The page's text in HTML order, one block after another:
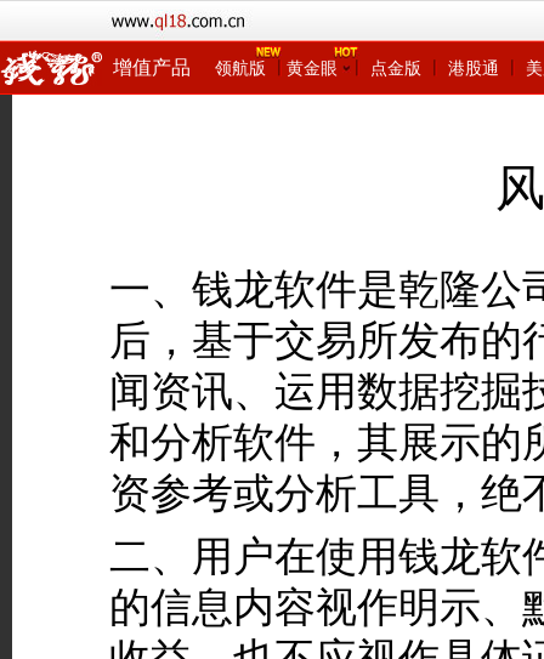
增值产品 领航版 黄金眼 点金版 港股通
一、钱龙软件是乾隆公
后，基于交易所发布的
闻资讯、运用数据挖掘
和分析软件，其展示的
资参考或分析工具，绝
二、用户在使用钱龙软
的信息内容视作明示、